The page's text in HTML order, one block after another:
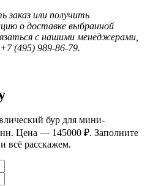
или получить
о доставке выбранной
с нашими менеджерами,
(495) 989-86-79.
бур для мини-
Цена — 145000 ₽. Заполните
расскажем.